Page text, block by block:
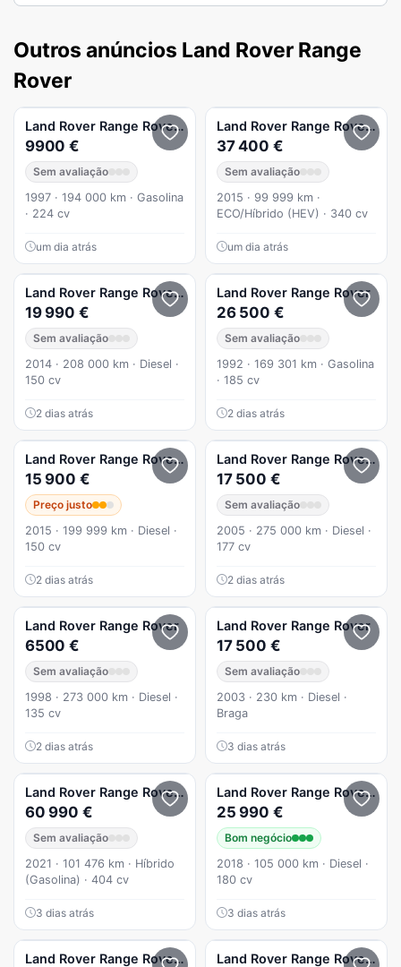
Outros anúncios Land Rover Range
Rover
Land Rover Range Rover 4.6 HSE
9900 €
Sem avaliação
1997 · 194 000 km · Gasolina
· 224 cv
um dia atrás
Land Rover Range Rover
37 400 €
Sem avaliação
2015 · 99 999 km ·
ECO/Híbrido (HEV) · 340 cv
um dia atrás
Land Rover Range Rover 2.2 TD4 Dynamic Auto 153g
19 990 €
Sem avaliação
2014 · 208 000 km · Diesel ·
150 cv
2 dias atrás
Land Rover Range Rover
26 500 €
Sem avaliação
1992 · 169 301 km · Gasolina
· 185 cv
2 dias atrás
Land Rover Range Rover 2.2 eD4 Dynamic
15 900 €
Preço justo
2015 · 199 999 km · Diesel ·
150 cv
2 dias atrás
Land Rover Range Rover 3.0
17 500 €
Sem avaliação
2005 · 275 000 km · Diesel ·
177 cv
2 dias atrás
Land Rover Range Rover
6500 €
Sem avaliação
1998 · 273 000 km · Diesel ·
135 cv
2 dias atrás
Land Rover Range Rover
17 500 €
Sem avaliação
2003 · 230 km · Diesel ·
Braga
3 dias atrás
Land Rover Range Rover P400e R-Dynamic
60 990 €
Sem avaliação
2021 · 101 476 km · Híbrido
(Gasolina) · 404 cv
3 dias atrás
Land Rover Range Rover 2.0
25 990 €
Bom negócio
2018 · 105 000 km · Diesel ·
180 cv
3 dias atrás
Land Rover Range Rover 2.5DSE Automática
Land Rover Range Rover 2.5